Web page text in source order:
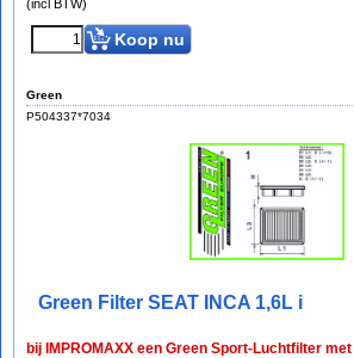
(incl BTW)
Koop nu
Green
P504337*7034
Green Filter SEAT INCA 1,6L i
bij IMPROMAXX een Green Sport-Luchtfilter